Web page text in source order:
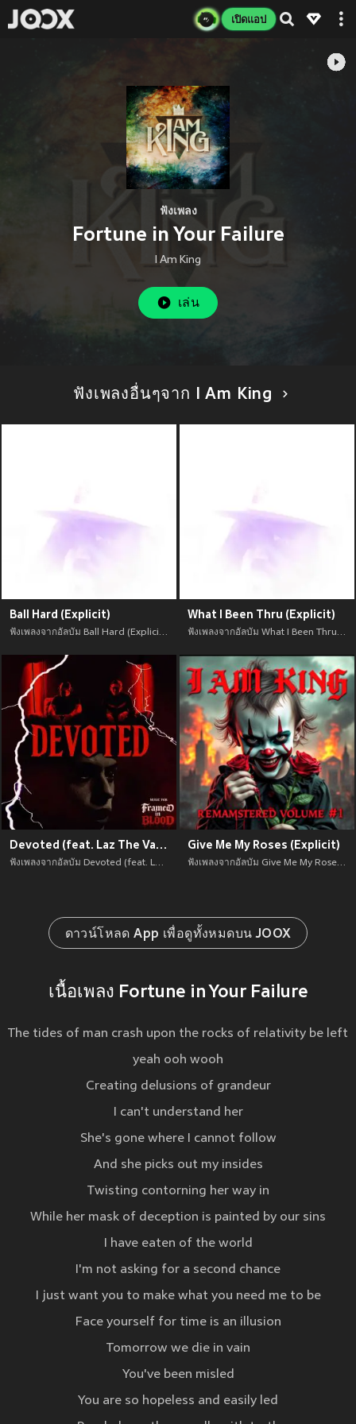
เปิดแอป
ฟังเพลง
Fortune in Your Failure
I Am King
เล่น
ฟังเพลงอื่นๆจาก I Am King
Ball Hard (Explicit)
ฟังเพลงจากอัลบัม Ball Hard (Explicit) เพลงใหม่จาก อัพเดทเพลงใหม่ล่าสุดก่อนใคร ตลอดปี 2021
What I Been Thru (Explicit)
ฟังเพลงจากอัลบัม What I Been Thru (Explicit) เพลงใหม่จาก อัพเดทเพลงใหม่ล่าสุดก่อนใคร ตลอดปี 2021
Devoted (feat. Laz The Vampire)
ฟังเพลงจากอัลบัม Devoted (feat. Laz The Vampire) เพลงใหม่จาก อัพเดทเพลงใหม่ล่าสุดก่อนใคร ตลอดปี 2021
Give Me My Roses (Explicit)
ฟังเพลงจากอัลบัม Give Me My Roses (Explicit) เพลงใหม่จาก อัพเดทเพลงใหม่ล่าสุดก่อนใคร ตลอดปี 2021
ดาวน์โหลด App เพื่อดูทั้งหมดบน JOOX
เนื้อเพลง Fortune in Your Failure
The tides of man crash upon the rocks of relativity be left
yeah ooh wooh
Creating delusions of grandeur
I can't understand her
She's gone where I cannot follow
And she picks out my insides
Twisting contorning her way in
While her mask of deception is painted by our sins
I have eaten of the world
I'm not asking for a second chance
I just want you to make what you need me to be
Face yourself for time is an illusion
Tomorrow we die in vain
You've been misled
You are so hopeless and easily led